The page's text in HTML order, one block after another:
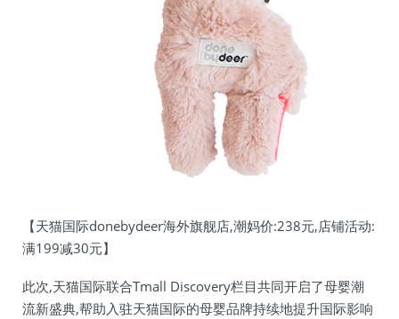
【天猫国际donebydeer海外旗舰店,潮妈价:238元,店铺活动:
满199减30元】
此次,天猫国际联合Tmall Discovery栏目共同开启了母婴潮
流新盛典,帮助入驻天猫国际的母婴品牌持续地提升国际影响